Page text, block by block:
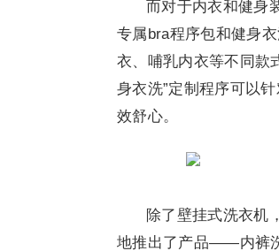
而对于内衣和健身
专属bra程序包和健身
衣、哺乳内衣等不同款
身衣洗”定制程序可以
效舒心。
除了壁挂式洗衣机
地推出了产品——内裤